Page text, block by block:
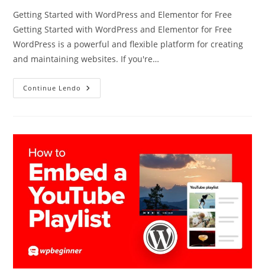
post:
post:
Getting Started with WordPress and Elementor for Free
Getting Started with WordPress and Elementor for Free
WordPress is a powerful and flexible platform for creating
and maintaining websites. If you're…
Continue Lendo WordPress
Elementor